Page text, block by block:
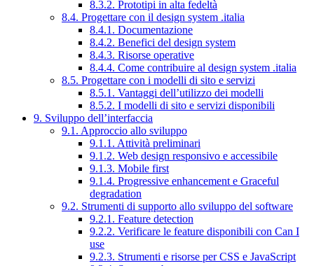
8.3.2. Prototipi in alta fedeltà
8.4. Progettare con il design system .italia
8.4.1. Documentazione
8.4.2. Benefici del design system
8.4.3. Risorse operative
8.4.4. Come contribuire al design system .italia
8.5. Progettare con i modelli di sito e servizi
8.5.1. Vantaggi dell’utilizzo dei modelli
8.5.2. I modelli di sito e servizi disponibili
9. Sviluppo dell’interfaccia
9.1. Approccio allo sviluppo
9.1.1. Attività preliminari
9.1.2. Web design responsivo e accessibile
9.1.3. Mobile first
9.1.4. Progressive enhancement e Graceful
degradation
9.2. Strumenti di supporto allo sviluppo del software
9.2.1. Feature detection
9.2.2. Verificare le feature disponibili con Can I
use
9.2.3. Strumenti e risorse per CSS e JavaScript